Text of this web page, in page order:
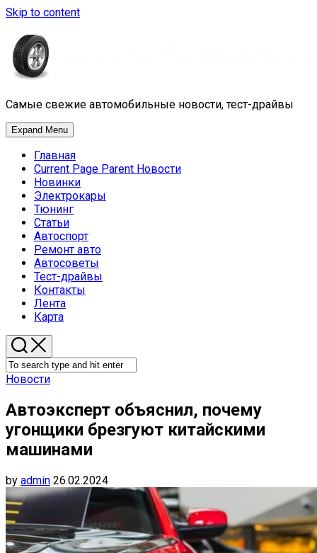
Skip to content
Самые свежие автомобильные новости, тест-драйвы
Expand Menu
Главная
Current Page Parent Новости
Новинки
Электрокары
Тюнинг
Статьи
Автоспорт
Ремонт авто
Автосоветы
Тест-драйвы
Контакты
Лента
Карта
Новости
Автоэксперт объяснил, почему
угонщики брезгуют китайскими
машинами
by admin 26.02.2024